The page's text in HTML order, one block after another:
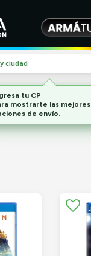
ciudad
tu CP
mostrarte las mejores
de envío.